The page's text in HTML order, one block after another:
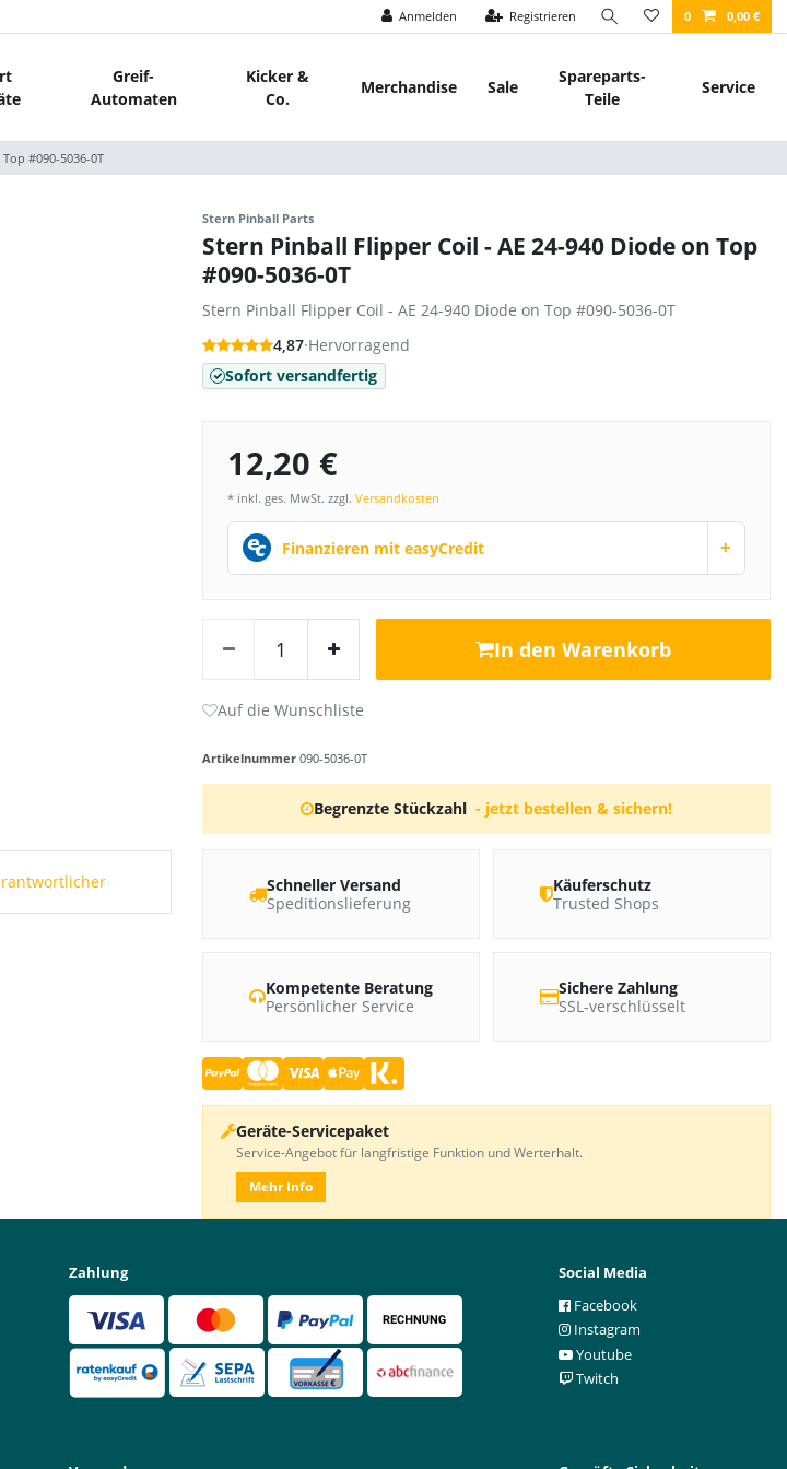
Anmelden Registrieren 0 0,00 €
Greif-
Automaten
Kicker &
Co.
Merchandise Sale
Spareparts-
Teile
Service
#090-5036-0T
Stern Pinball Parts
Stern Pinball Flipper Coil - AE 24-940 Diode on Top
#090-5036-0T
Stern Pinball Flipper Coil - AE 24-940 Diode on Top #090-5036-0T
4,87·Hervorragend
Sofort versandfertig
12,20 €
* inkl. ges. MwSt. zzgl.Versandkosten
Finanzieren mit easyCredit +
In den Warenkorb
Artikelnummer 090-5036-0T
Begrenzte Stückzahl - jetzt bestellen & sichern!
Schneller Versand
Speditionslieferung
Käuferschutz
Trusted Shops
Kompetente Beratung
Persönlicher Service
Sichere Zahlung
SSL-verschlüsselt
Geräte-Servicepaket
Service-Angebot für langfristige Funktion und Werterhalt.
Mehr Info
Zahlung
Social Media
Facebook
Instagram
Youtube
Twitch